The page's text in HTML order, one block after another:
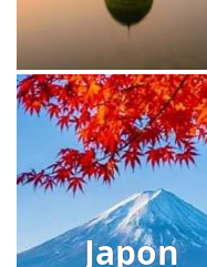
Japon